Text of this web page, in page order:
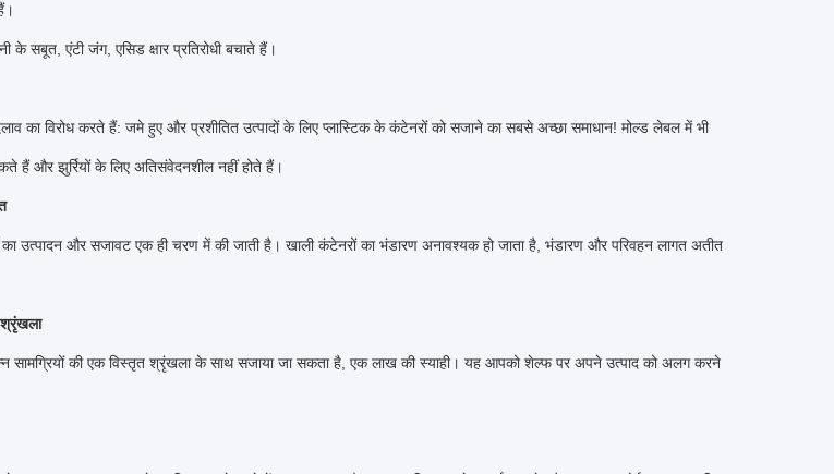
सबूत, एंटी जंग, एसिड क्षार प्रतिरोधी बचाते हैं।
का विरोध करते हैं: जमे हुए और प्रशीतित उत्पादों के लिए प्लास्टिक के कंटेनरों को सजाने का सबसे अच्छा समाधान! मोल्ड लेबल में भी
हैं और झुर्रियों के लिए अतिसंवेदनशील नहीं होते हैं।
का उत्पादन और सजावट एक ही चरण में की जाती है। खाली कंटेनरों का भंडारण अनावश्यक हो जाता है, भंडारण और परिवहन लागत अतीत
सामग्रियों की एक विस्तृत श्रृंखला के साथ सजाया जा सकता है, एक लाख की स्याही। यह आपको शेल्फ पर अपने उत्पाद को अलग करने